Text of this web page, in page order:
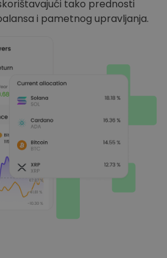
tako prednosti
i pametnog upravljanja.